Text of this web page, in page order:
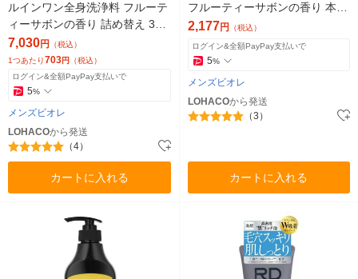
ルインワン全身洗浄料 フルーテ
ィーサボンの香り 詰め替え 340
ml 10個
7,030円
（税込）
1つあたり703円 （税込）
ログイン&全額PayPay支払いで
5%
メンズビオレ
LOHACOから発送
（4）
カートに入れる
フルーティーサボンの香り 本体
＋ 詰替 大容量 メンズ 男性用
2,177円 （税込）
ログイン&全額PayPay支払いで
5%
メンズビオレ
LOHACOから発送
（3）
カートに入れる